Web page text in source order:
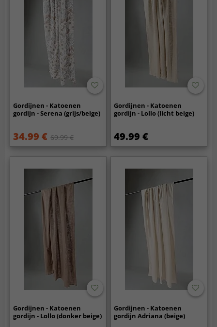
Gordijnen - Katoenen
gordijn - Serena (grijs/beige)
34.99 € 69.99 €
Gordijnen - Katoenen
gordijn - Lollo (licht beige)
49.99 €
Gordijnen - Katoenen
gordijn - Lollo (donker beige)
Gordijnen - Katoenen
gordijn Adriana (beige)